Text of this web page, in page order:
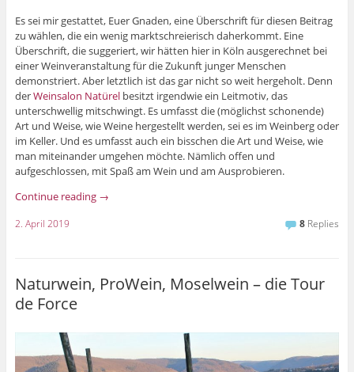
Es sei mir gestattet, Euer Gnaden, eine Überschrift für diesen Beitrag
zu wählen, die ein wenig marktschreierisch daherkommt. Eine
Überschrift, die suggeriert, wir hätten hier in Köln ausgerechnet bei
einer Weinveranstaltung für die Zukunft junger Menschen
demonstriert. Aber letztlich ist das gar nicht so weit hergeholt. Denn
derWeinsalon Natürelbesitzt irgendwie ein Leitmotiv, das
unterschwellig mitschwingt. Es umfasst die (möglichst schonende)
Art und Weise, wie Weine hergestellt werden, sei es im Weinberg oder
im Keller. Und es umfasst auch ein bisschen die Art und Weise, wie
man miteinander umgehen möchte. Nämlich offen und
aufgeschlossen, mit Spaß am Wein und am Ausprobieren.
Continue reading →
2. April 2019 8 Replies
Naturwein, ProWein, Moselwein – die Tour
de Force